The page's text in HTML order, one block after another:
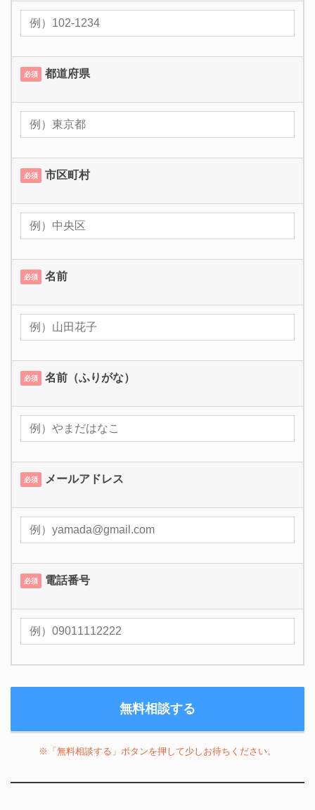
必須 都道府県
必須 市区町村
必須 名前
必須 名前（ふりがな）
必須 メールアドレス
必須 電話番号
※「無料相談する」ボタンを押して少しお待ちください。